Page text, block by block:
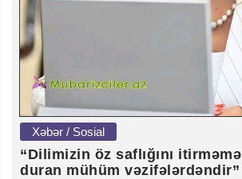
Xəbər / Sosial
“Dilimizin öz saflığını
duran mühüm vəzifələrdəndir”